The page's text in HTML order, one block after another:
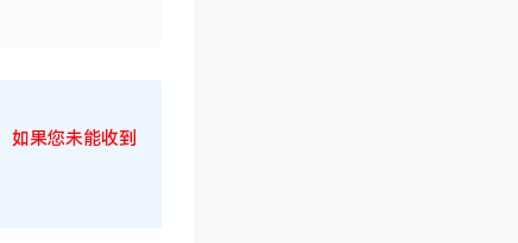
果您未能收到